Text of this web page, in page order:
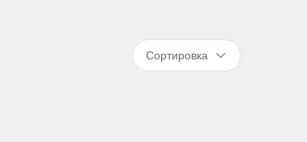
Сортировка